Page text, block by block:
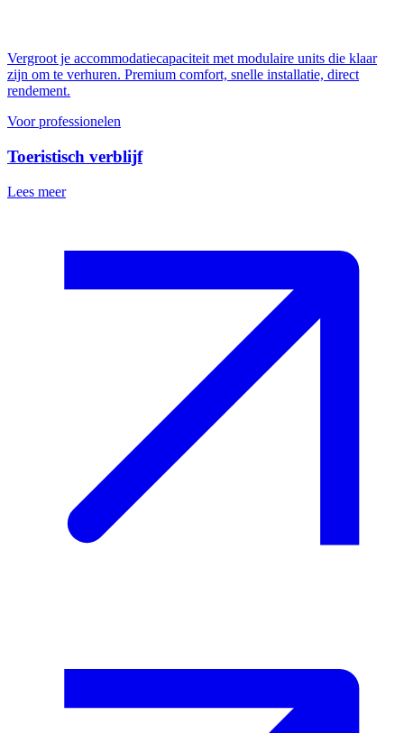
Vergroot je accommodatiecapaciteit met modulaire units die klaar
zijn om te verhuren. Premium comfort, snelle installatie, direct
rendement.
Voor professionelen
Toeristisch verblijf
Lees meer